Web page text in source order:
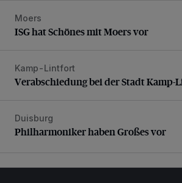
ISG hat Schönes mit Moers vor
Moers
ISG hat Schönes mit Moers vor
Verabschiedung bei der Stadt Kamp-
Kamp-Lintfort
Verabschiedung bei der Stadt
Philharmoniker haben Großes vor
Duisburg
Philharmoniker haben Großes vor